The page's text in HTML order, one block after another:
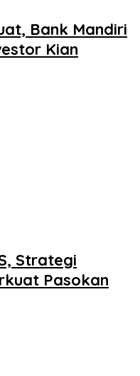
Bank Mandiri
Kian
Strategi
Pasokan